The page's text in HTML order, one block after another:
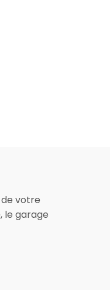
votre
, le garage